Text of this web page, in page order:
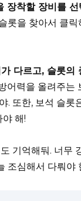
장착할 장비를 선
롯을 찾아서 클
다르고, 슬롯
어력을 올려주는
. 또한, 보석 슬
해!
기억해둬. 너무
조심해서 다뤄야